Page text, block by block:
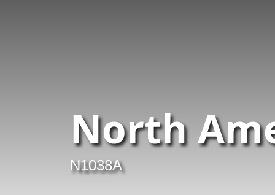
North
N1038A